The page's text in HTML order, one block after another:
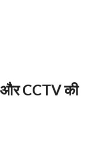
और CCTV की